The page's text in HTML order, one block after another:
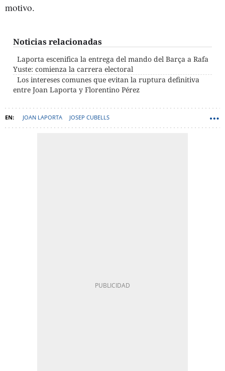
motivo.
Noticias relacionadas
Laporta escenifica la entrega del mando del Barça a Rafa
Yuste: comienza la carrera electoral
Los intereses comunes que evitan la ruptura definitiva
entre Joan Laporta y Florentino Pérez
JOAN LAPORTA JOSEP CUBELLS